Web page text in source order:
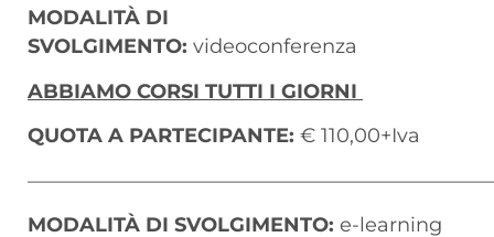
MODALITÀ DI
SVOLGIMENTO: videoconferenza
ABBIAMO CORSI TUTTI I GIORNI
QUOTA A PARTECIPANTE: € 110,00+Iva
MODALITÀ DI SVOLGIMENTO: e-learning